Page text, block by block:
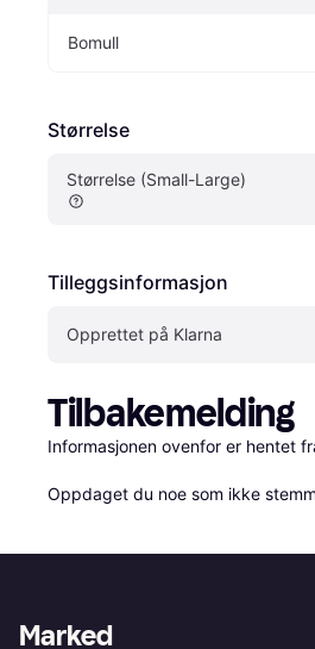
Bomull
Størrelse
Størrelse (Small-Large)
Tilleggsinformasjon
Opprettet på Klarna
Tilbakemelding
Informasjonen ovenfor er hentet
Oppdaget du noe som ikke
Marked